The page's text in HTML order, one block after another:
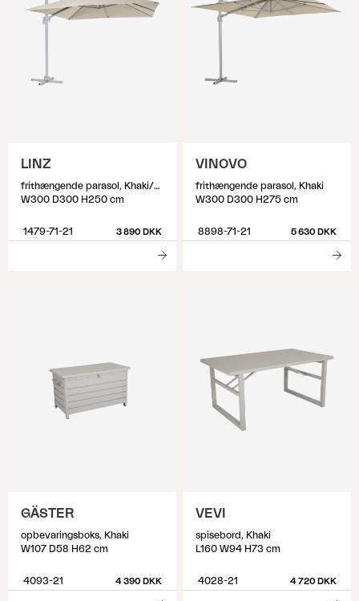
LINZ
frithængende parasol, Khaki/Light Grey
W300 D300 H250 cm
1479-71-21 3 890 DKK
VINOVO
frithængende parasol, Khaki
W300 D300 H275 cm
8898-71-21 5 630 DKK
GÄSTER
opbevaringsboks, Khaki
W107 D58 H62 cm
4093-21 4 390 DKK
VEVI
spisebord, Khaki
L160 W94 H73 cm
4028-21 4 720 DKK